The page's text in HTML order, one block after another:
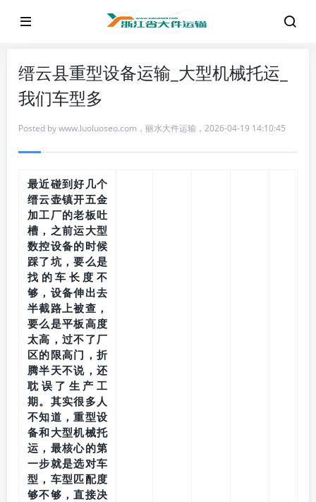
缙云县重型设备运输_大型机械托运_
我们车型多
Posted bywww.luoluoseo.com ， 丽水大件运输 ， 2026-04-19 14:10:45
最近碰到好几个
缙云壶镇开五金
加工厂的老板吐
槽，之前运大型
数控设备的时候
踩了坑，要么是
找的车长度不
够，设备伸出去
半截路上被查，
要么是平板高度
太高，过不了厂
区的限高门，折
腾半天不说，还
耽误了生产工
期。其实很多人
不知道，重型设
备和大型机械托
运，最核心的第
一步就是选对车
型，车型匹配度
够不够，直接决